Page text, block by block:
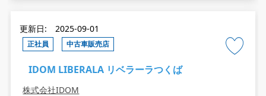
更新日: 2025-09-01
正社員 中古車販売店
IDOM LIBERALA リベラーラつくば
株式会社IDOM